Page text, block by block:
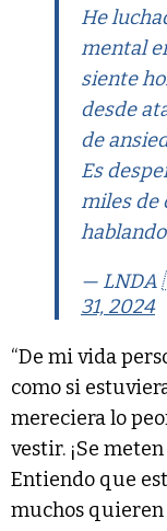
He
mental
siente
desde
de
Es
miles de
hablando
— LNDA
31, 2024
“De mi vida
como si
mereciera lo
vestir. ¡Se
Entiendo que
muchos quieren